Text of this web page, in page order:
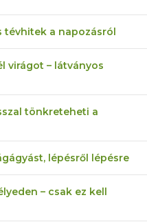
tévhitek a napozásról
virágot – látványos
tönkreteheti a
lépésről lépésre
– csak ez kell